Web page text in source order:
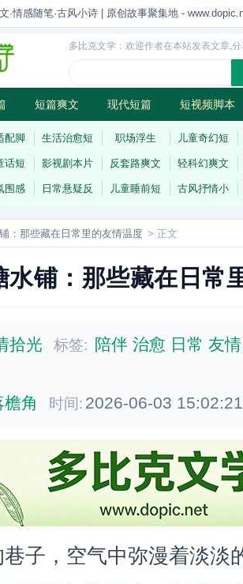
·情感随笔·古风小诗 | 原创故事聚集地 -
多比克文学：欢迎作者在本站发表文章,
短篇爽文 现代短篇 短视频脚本
短篇 现代小诗 连载
配脚 生活治愈短 职场浮生 儿童奇幻短
话短 影视剧本片 反套路爽文 轻科幻爽文
围感 日常悬疑反 儿童睡前短 古风抒情小
：那些藏在日常里的友情温度 > 正文
水铺：那些藏在日常
拾光 标签: 陪伴 治愈 日常 友情
檐角 时间: 2026-06-03
子，空气中弥漫着淡淡